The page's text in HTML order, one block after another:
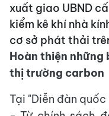
xuất giao UBND
kiểm kê khí nhà
cơ sở phát thải
Hoàn thiện những
thị trường carbon
Tại "Diễn đàn